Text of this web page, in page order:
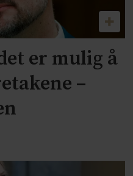
er mulig å
–